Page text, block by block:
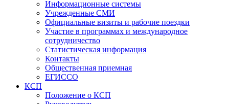
Информационные системы
Учрежденные СМИ
Официальные визиты и рабочие поездки
Участие в программах и международное
сотрудничество
Статистическая информация
Контакты
Общественная приемная
ЕГИССО
КСП
Положение о КСП